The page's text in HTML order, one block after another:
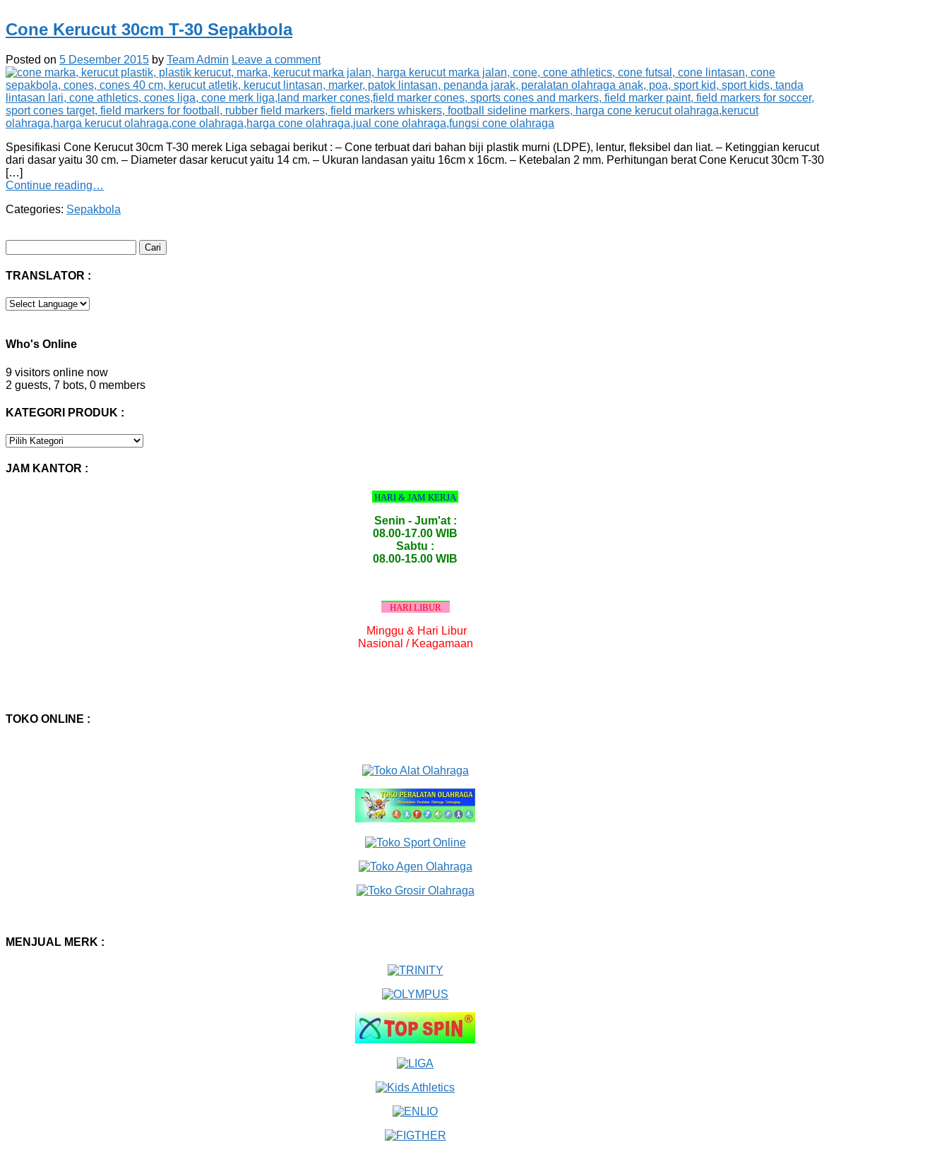
Cone Kerucut 30cm T-30 Sepakbola
Posted on 5 Desember 2015 by Team Admin Leave a comment
Spesifikasi Cone Kerucut 30cm T-30 merek Liga sebagai berikut : – Cone terbuat dari bahan biji plastik murni (LDPE), lentur, fleksibel dan liat. – Ketinggian kerucut
dari dasar yaitu 30 cm. – Diameter dasar kerucut yaitu 14 cm. – Ukuran landasan yaitu 16cm x 16cm. – Ketebalan 2 mm. Perhitungan berat Cone Kerucut 30cm T-30
[…]
Continue reading…
Categories: Sepakbola
untuk:
TRANSLATOR :
Who's Online
9 visitors online now
2 guests, 7 bots, 0 members
KATEGORI PRODUK :
KATEGORI
JAM KANTOR :
HARI & JAM KERJA
Senin - Jum'at :
08.00-17.00 WIB
Sabtu :
08.00-15.00 WIB
HARI LIBUR
Minggu & Hari Libur
Nasional / Keagamaan
TOKO ONLINE :
MENJUAL MERK :